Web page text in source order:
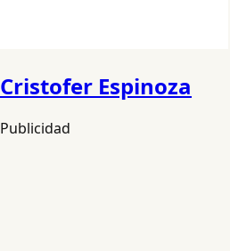
Cristofer Espinoza
Publicidad